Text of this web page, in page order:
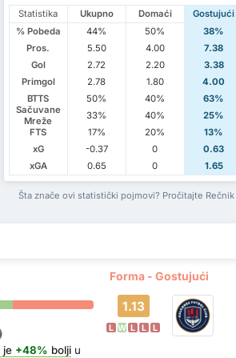
Statistika Ukupno Domaći
Gostujući
% Pobeda
44% 50%
38%
Pros.
5.50 4.00
7.38
Gol
2.72 2.20
3.38
Primgol
2.78 1.80
4.00
BTTS
50% 40%
63%
Sačuvane
Mreže
33% 40%
25%
FTS
17% 20%
13%
xG
-0.37 0
0.63
xGA
0.65 0 1.65
Šta znače ovi statistički pojmovi? Pročitajte Rečnik
Forma - Gostujući
je +48% bolji u
1.13
L W L L L